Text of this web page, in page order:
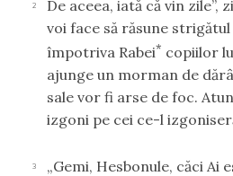
2
De aceea, iată că vin zile”,
voi face să răsune
împotriva Rabei* copiilor
ajunge un morman de
sale vor fi arse de foc.
izgoni pe cei ce-l
3
„Gemi, Hesbonule, căci Ai